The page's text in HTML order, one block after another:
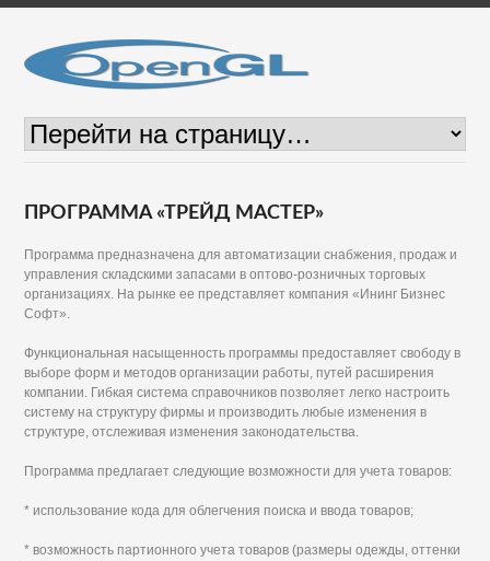
ПРОГРАММА «ТРЕЙД МАСТЕР»
Программа предназначена для автоматизации снабжения, продаж и
управления складскими запасами в оптово-розничных торговых
организациях. На рынке ее представляет компания «Ининг Бизнес
Софт».
Функциональная насыщенность программы предоставляет свободу в
выборе форм и методов организации работы, путей расширения
компании. Гибкая система справочников позволяет легко настроить
систему на структуру фирмы и производить любые изменения в
структуре, отслеживая изменения законодательства.
Программа предлагает следующие возможности для учета товаров:
* использование кода для облегчения поиска и ввода товаров;
* возможность партионного учета товаров (размеры одежды, оттенки